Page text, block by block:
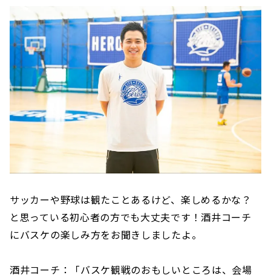
サッカーや野球は観たことあるけど、楽しめるかな？
と思っている初心者の方でも大丈夫です！酒井コーチ
にバスケの楽しみ方をお聞きしましたよ。
酒井コーチ：「バスケ観戦のおもしいところは、会場